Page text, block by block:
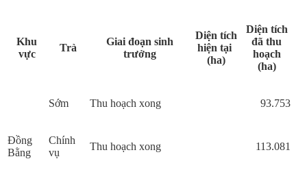
Khu
vực
Trà
Giai đoạn sinh
trưởng
Diện tích
hiện tại
(ha)
Diện tích
đã thu
hoạch
(ha)
Đồng
Bằng
Sớm Thu hoạch xong 93.753
Chính
vụ
Thu hoạch xong 113.081